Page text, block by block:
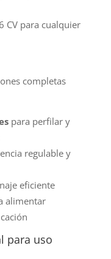
CV para cualquier
completas
para perfilar y
regulable y
eficiente
alimentar
para uso